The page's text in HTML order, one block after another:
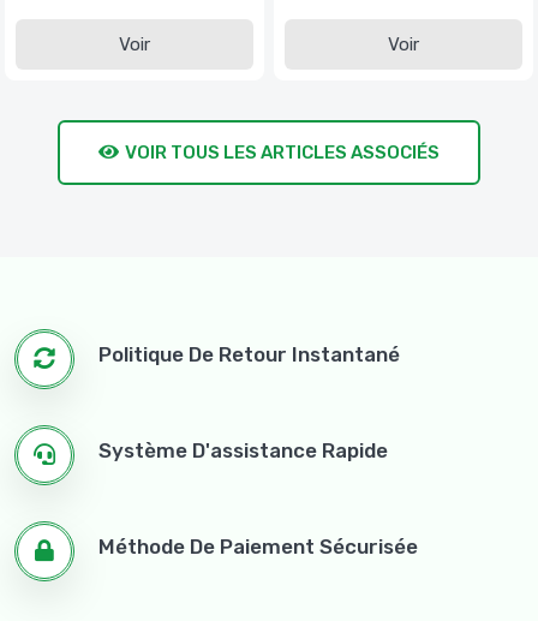
Voir Voir
VOIR TOUS LES ARTICLES ASSOCIÉS
Politique De Retour Instantané
Système D'assistance Rapide
Méthode De Paiement Sécurisée